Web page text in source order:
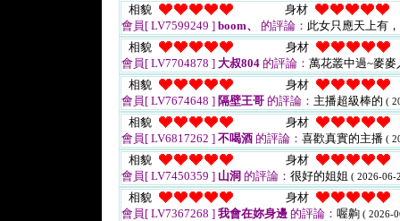
相貌
身材
會員[ LV7599249 ] boom、 的評論： 此女只應天上有
相貌
身材
會員[ LV7704878 ] 大叔804 的評論： 萬花叢中過~麥
相貌
身材
會員[ LV7674648 ] 隔壁王哥 的評論： 主播超級棒的 (
相貌
身材
會員[ LV6817262 ] 不喝酒 的評論： 喜歡真實的主播 (
相貌
身材
會員[ LV7450359 ] 山洞 的評論： 很好的姐姐 ( 2026-06-
相貌
身材
會員[ LV7367268 ] 我會在妳身邊 的評論： 喔齁 ( 2026-